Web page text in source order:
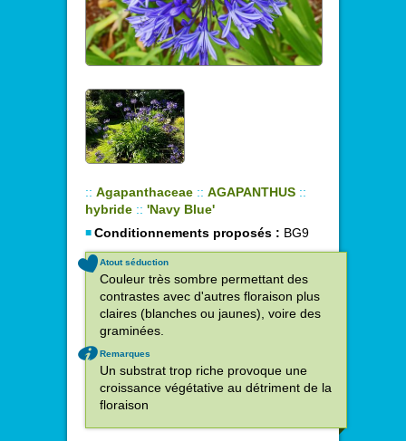
:: Agapanthaceae :: AGAPANTHUS ::
hybride :: 'Navy Blue'
Conditionnements proposés : BG9
Atout séduction
Couleur très sombre permettant des
contrastes avec d'autres floraison plus
claires (blanches ou jaunes), voire des
graminées.
Remarques
Un substrat trop riche provoque une
croissance végétative au détriment de la
floraison